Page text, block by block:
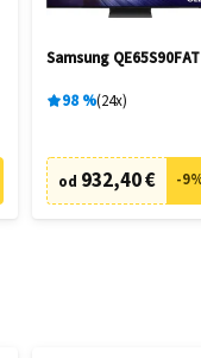
Samsung QE65S90FAT
98 % 24x
od 932,40 € -9